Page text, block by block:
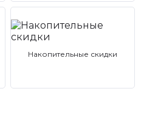
Накопительные скидки